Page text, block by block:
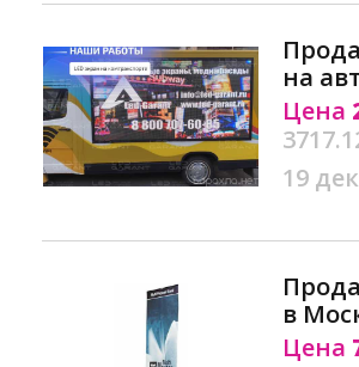
на
Цена
19
в
Цена